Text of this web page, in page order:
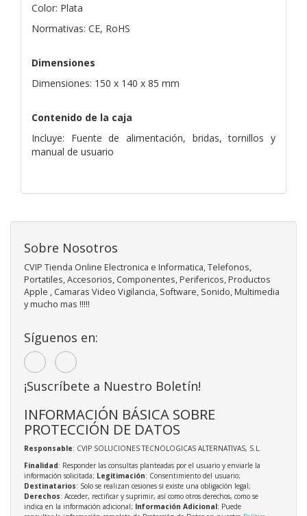
Color: Plata
Normativas: CE, RoHS
Dimensiones
Dimensiones: 150 x 140 x 85 mm
Contenido de la caja
Incluye: Fuente de alimentación, bridas, tornillos y
manual de usuario
Sobre Nosotros
CVIP Tienda Online Electronica e Informatica, Telefonos,
Portatiles, Accesorios, Componentes, Perifericos, Productos
Apple , Camaras Video Vigilancia, Software, Sonido, Multimedia
y mucho mas !!!!!
Síguenos en:
¡Suscríbete a Nuestro Boletín!
INFORMACIÓN BÁSICA SOBRE
PROTECCIÓN DE DATOS
Responsable: CVIP SOLUCIONES TECNOLOGICAS ALTERNATIVAS, S.L.
Finalidad: Responder las consultas planteadas por el usuario y enviarle la
información solicitada; Legitimación: Consentimiento del usuario;
Destinatarios: Solo se realizan cesiones si existe una obligación legal;
Derechos: Acceder, rectificar y suprimir, así como otros derechos, como se
indica en la información adicional; Información Adicional: Puede